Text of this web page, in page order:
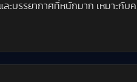
บรรยากาศที่หนักมาก เหมาะกั